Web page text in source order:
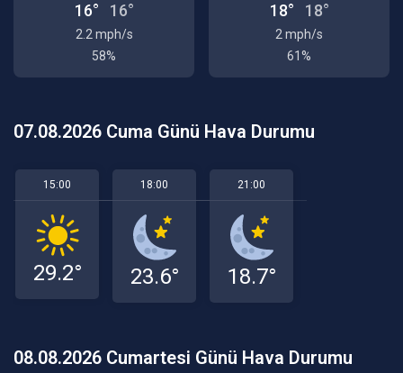
16° 16°
2.2 mph/s
58%
18° 18°
2 mph/s
61%
07.08.2026 Cuma Günü Hava Durumu
15:00
29.2°
18:00
23.6°
21:00
18.7°
08.08.2026 Cumartesi Günü Hava Durumu